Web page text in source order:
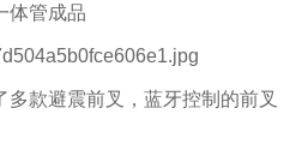
体管成品
款避震前叉，蓝牙控制的前叉